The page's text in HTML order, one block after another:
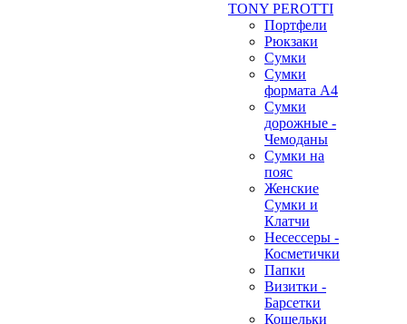
TONY PEROTTI
Портфели
Рюкзаки
Сумки
Сумки
формата А4
Сумки
дорожные -
Чемоданы
Сумки на
пояс
Женские
Сумки и
Клатчи
Несессеры -
Косметички
Папки
Визитки -
Барсетки
Кошельки